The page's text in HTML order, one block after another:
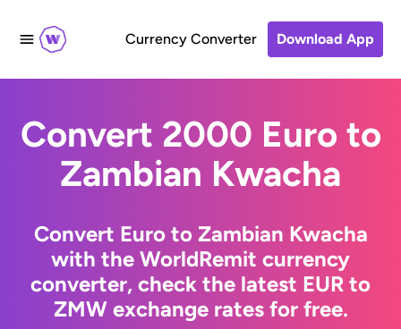
Currency Converter Download App
Convert 2000 Euro to
Zambian Kwacha
Convert Euro to Zambian Kwacha
with the WorldRemit currency
converter, check the latest EUR to
ZMW exchange rates for free.